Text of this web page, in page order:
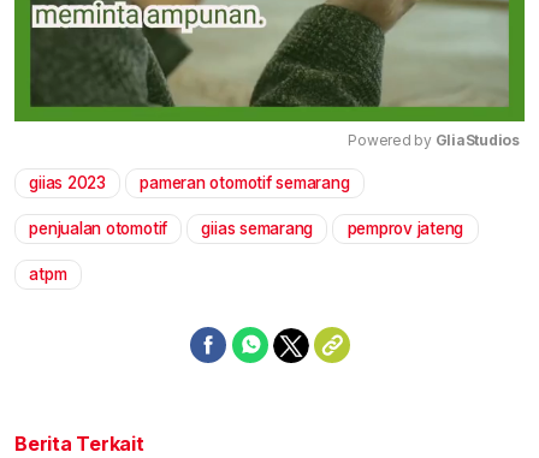
Powered by GliaStudios
giias 2023 pameran otomotif semarang
penjualan otomotif giias semarang pemprov jateng
atpm
Berita Terkait